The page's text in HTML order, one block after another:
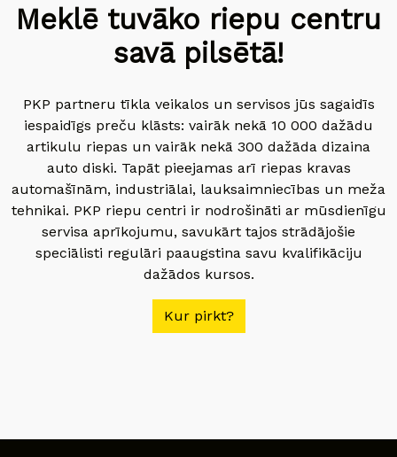
Meklē tuvāko riepu centru
savā pilsētā!
PKP partneru tīkla veikalos un servisos jūs sagaidīs
iespaidīgs preču klāsts: vairāk nekā 10 000 dažādu
artikulu riepas un vairāk nekā 300 dažāda dizaina
auto diski. Tapāt pieejamas arī riepas kravas
automašīnām, industriālai, lauksaimniecības un meža
tehnikai. PKP riepu centri ir nodrošināti ar mūsdienīgu
servisa aprīkojumu, savukārt tajos strādājošie
speciālisti regulāri paaugstina savu kvalifikāciju
dažādos kursos.
Kur pirkt?